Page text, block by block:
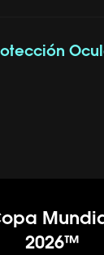
2026™